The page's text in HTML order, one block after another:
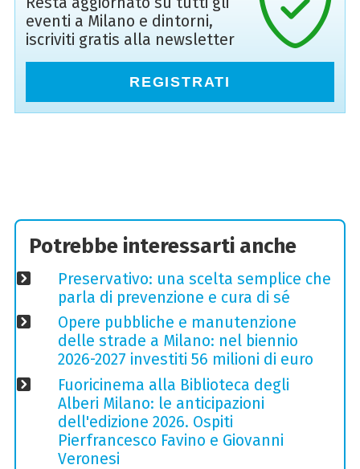
eventi a Milano e dintorni,
iscriviti gratis alla newsletter
REGISTRATI
Potrebbe interessarti anche
Preservativo: una scelta semplice che
parla di prevenzione e cura di sé
Opere pubbliche e manutenzione
delle strade a Milano: nel biennio
2026-2027 investiti 56 milioni di euro
Fuoricinema alla Biblioteca degli
Alberi Milano: le anticipazioni
dell'edizione 2026. Ospiti
Pierfrancesco Favino e Giovanni
Veronesi